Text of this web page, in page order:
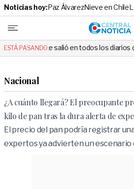
Noticias hoy:Paz ÁlvarezNieve en Chile
ESTÁ PASANDO:
salió en todos los diarios de 1994
Nacional
¿A cuánto llegará? El preocupante
kilo de pan tras la dura alerta de
El precio del pan podría registrar
expertos ya advierten un escenario